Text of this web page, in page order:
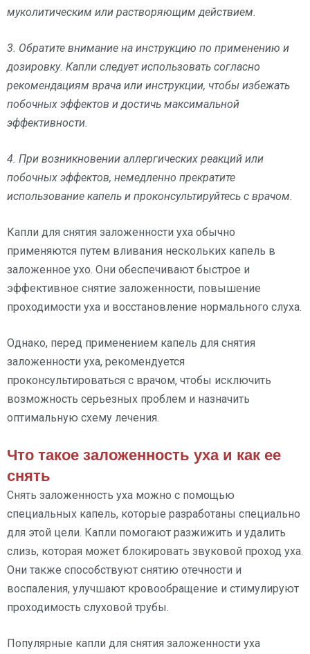
муколитическим или растворяющим действием.
3. Обратите внимание на инструкцию по применению и
дозировку. Капли следует использовать согласно
рекомендациям врача или инструкции, чтобы избежать
побочных эффектов и достичь максимальной
эффективности.
4. При возникновении аллергических реакций или
побочных эффектов, немедленно прекратите
использование капель и проконсультируйтесь с врачом.
Капли для снятия заложенности уха обычно
применяются путем вливания нескольких капель в
заложенное ухо. Они обеспечивают быстрое и
эффективное снятие заложенности, повышение
проходимости уха и восстановление нормального слуха.
Однако, перед применением капель для снятия
заложенности уха, рекомендуется
проконсультироваться с врачом, чтобы исключить
возможность серьезных проблем и назначить
оптимальную схему лечения.
Что такое заложенность уха и как ее
снять
Снять заложенность уха можно с помощью
специальных капель, которые разработаны специально
для этой цели. Капли помогают разжижить и удалить
слизь, которая может блокировать звуковой проход уха.
Они также способствуют снятию отечности и
воспаления, улучшают кровообращение и стимулируют
проходимость слуховой трубы.
Популярные капли для снятия заложенности уха